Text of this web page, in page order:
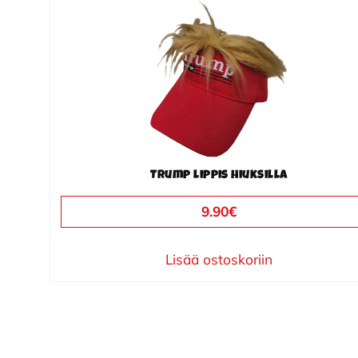
Trump lippis hiuksilla
9.90€
Lisää ostoskoriin